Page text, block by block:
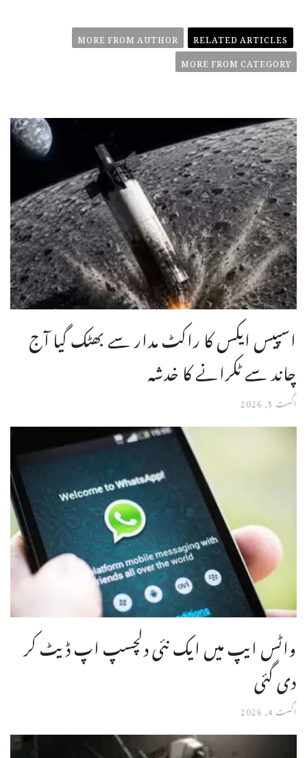
RELATED ARTICLES
MORE FROM AUTHOR
MORE FROM CATEGORY
اسپیس ایکس کا راکٹ مدار سے بھٹک گیا آج
چاند سے ٹکرانے کا خدشہ
اگست 5, 2026
واٹس ایپ میں ایک نئی دلچسپ اپ ڈیٹ کر
دی گئی
اگست 4, 2026